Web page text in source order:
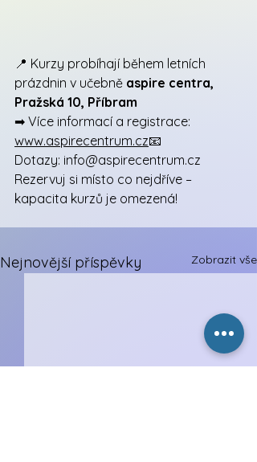
📍 Kurzy probíhají během letních
prázdnin v učebně aspire centra,
Pražská 10, Příbram
➡ Více informací a registrace:
www.aspirecentrum.cz📧
Dotazy: info@aspirecentrum.cz
Rezervuj si místo co nejdříve –
kapacita kurzů je omezená!
Nejnovější příspěvky Zobrazit vše